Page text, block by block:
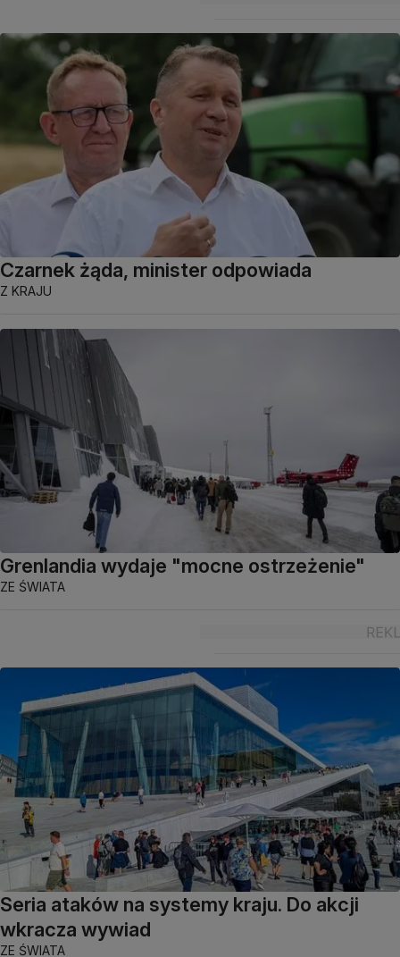
Czarnek żąda, minister odpowiada
Z KRAJU
Grenlandia wydaje "mocne ostrzeżenie"
ZE ŚWIATA
Seria ataków na systemy kraju. Do akcji
wkracza wywiad
ZE ŚWIATA